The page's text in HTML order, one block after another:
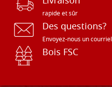
rapide et sûr
Des questions?
Envoyez-nous un courriel
Bois FSC